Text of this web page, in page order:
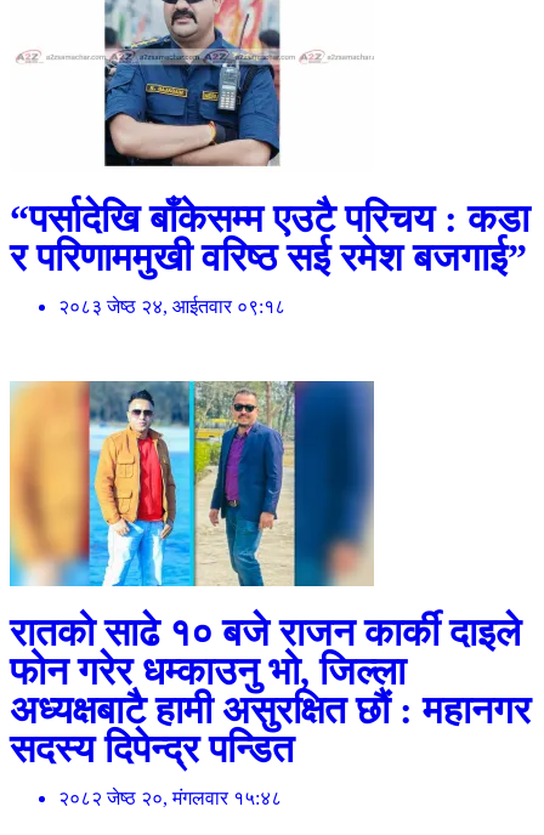
“पर्सादेखि बाँकेसम्म एउटै परिचय : कडा
र परिणाममुखी वरिष्ठ सई रमेश बजगाई”
२०८३ जेष्ठ २४, आईतवार ०९:१८
रातको साढे १० बजे राजन कार्की दाइले
फोन गरेर धम्काउनु भो, जिल्ला
अध्यक्षबाटै हामी असुरक्षित छौं : महानगर
सदस्य दिपेन्द्र पन्डित
२०८२ जेष्ठ २०, मंगलवार १५:४८